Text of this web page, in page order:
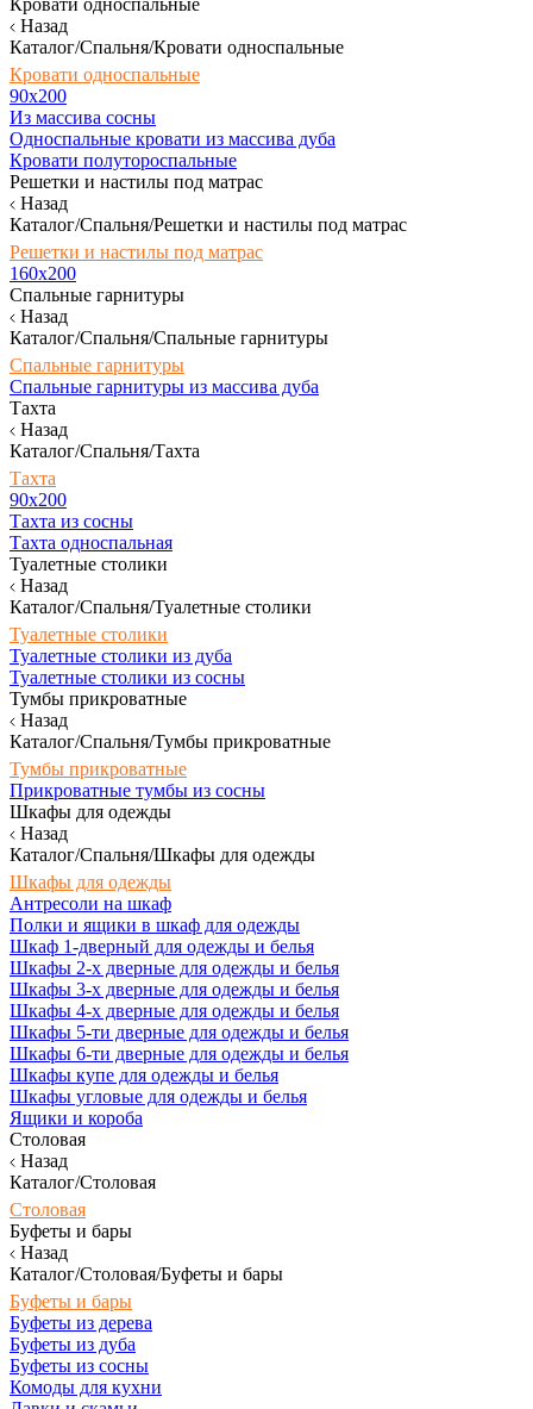
Кровати односпальные
Назад
Каталог/Спальня/Кровати односпальные
Кровати односпальные
90х200
Из массива сосны
Односпальные кровати из массива дуба
Кровати полутороспальные
Решетки и настилы под матрас
Назад
Каталог/Спальня/Решетки и настилы под матрас
Решетки и настилы под матрас
160х200
Спальные гарнитуры
Назад
Каталог/Спальня/Спальные гарнитуры
Спальные гарнитуры
Спальные гарнитуры из массива дуба
Тахта
Назад
Каталог/Спальня/Тахта
Тахта
90х200
Тахта из сосны
Тахта односпальная
Туалетные столики
Назад
Каталог/Спальня/Туалетные столики
Туалетные столики
Туалетные столики из дуба
Туалетные столики из сосны
Тумбы прикроватные
Назад
Каталог/Спальня/Тумбы прикроватные
Тумбы прикроватные
Прикроватные тумбы из сосны
Шкафы для одежды
Назад
Каталог/Спальня/Шкафы для одежды
Шкафы для одежды
Антресоли на шкаф
Полки и ящики в шкаф для одежды
Шкаф 1-дверный для одежды и белья
Шкафы 2-х дверные для одежды и белья
Шкафы 3-х дверные для одежды и белья
Шкафы 4-х дверные для одежды и белья
Шкафы 5-ти дверные для одежды и белья
Шкафы 6-ти дверные для одежды и белья
Шкафы купе для одежды и белья
Шкафы угловые для одежды и белья
Ящики и короба
Столовая
Назад
Каталог/Столовая
Столовая
Буфеты и бары
Назад
Каталог/Столовая/Буфеты и бары
Буфеты и бары
Буфеты из дерева
Буфеты из дуба
Буфеты из сосны
Комоды для кухни